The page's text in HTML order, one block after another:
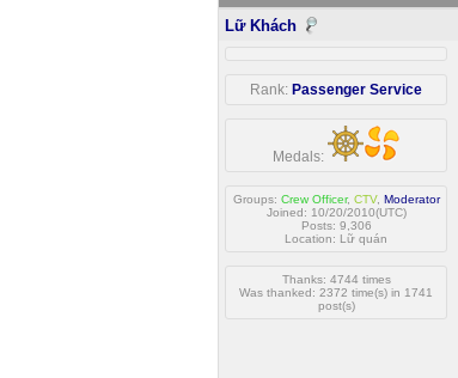
Lữ Khách
Rank: Passenger Service
Medals:
Groups: Crew Officer, CTV, Moderator
Joined: 10/20/2010(UTC)
Posts: 9,306
Location: Lữ quán
Thanks: 4744 times
Was thanked: 2372 time(s) in 1741
post(s)